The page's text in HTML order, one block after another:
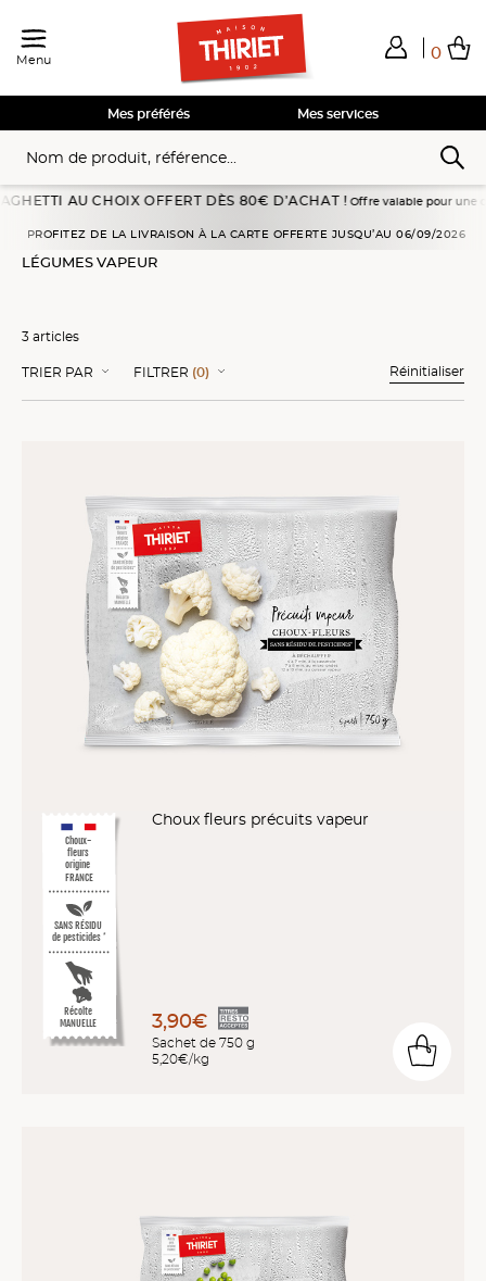
Menu 0
Total de mes achats
Voir mon panier
Voir mon panier
Voir mon panier
Voir mon panier
Mes services
Mes préférés
AU CHOIX OFFERT DÈS 80€ D’ACHAT !Offre valable pour une
PROFITEZ DE LA LIVRAISON À LA CARTE OFFERTE JUSQU’AU 06/09/2026
LÉGUMES VAPEUR
3 articles
TRIER PAR FILTRER (0) Réinitialiser
Choux-
fleurs
origine
FRANCE
SANS RÉSIDU
de pesticides *
Récolte
MANUELLE
Choux fleurs précuits vapeur
3,90€
Sachet de 750 g
5,20€/kg